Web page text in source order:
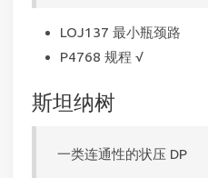
LOJ137 最小瓶颈路
P4768 规程 √
斯坦纳树
一类连通性的状压 DP